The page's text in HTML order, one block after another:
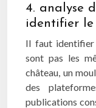
4. analyse
identifier
Il faut identifier
sont pas les
château, un
des
publications